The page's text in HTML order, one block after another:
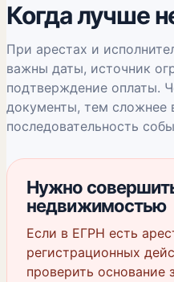
Когда лучше
При арестах и
важны даты, источник
подтверждение оплаты.
документы, тем сложнее
последовательность
Нужно
недвижимостью
Если в ЕГРН есть
регистрационных
проверить основание